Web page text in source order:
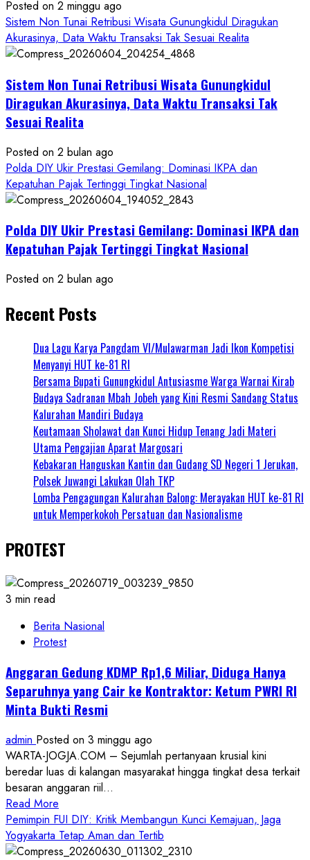
Posted on 2 minggu ago
Sistem Non Tunai Retribusi Wisata Gunungkidul Diragukan
Akurasinya, Data Waktu Transaksi Tak Sesuai Realita
Sistem Non Tunai Retribusi Wisata Gunungkidul
Diragukan Akurasinya, Data Waktu Transaksi Tak
Sesuai Realita
Posted on 2 bulan ago
Polda DIY Ukir Prestasi Gemilang: Dominasi IKPA dan
Kepatuhan Pajak Tertinggi Tingkat Nasional
Polda DIY Ukir Prestasi Gemilang: Dominasi IKPA dan
Kepatuhan Pajak Tertinggi Tingkat Nasional
Posted on 2 bulan ago
Recent Posts
Dua Lagu Karya Pangdam VI/Mulawarman Jadi Ikon Kompetisi
Menyanyi HUT ke-81 RI
Bersama Bupati Gunungkidul Antusiasme Warga Warnai Kirab
Budaya Sadranan Mbah Jobeh yang Kini Resmi Sandang Status
Kalurahan Mandiri Budaya
Keutamaan Sholawat dan Kunci Hidup Tenang Jadi Materi
Utama Pengajian Aparat Margosari
Kebakaran Hanguskan Kantin dan Gudang SD Negeri 1 Jerukan,
Polsek Juwangi Lakukan Olah TKP
Lomba Pengagungan Kalurahan Balong: Merayakan HUT ke-81 RI
untuk Memperkokoh Persatuan dan Nasionalisme
PROTEST
3 min read
Berita Nasional
Protest
Anggaran Gedung KDMP Rp1,6 Miliar, Diduga Hanya
Separuhnya yang Cair ke Kontraktor: Ketum PWRI RI
Minta Bukti Resmi
admin Posted on 3 minggu ago
WARTA-JOGJA.COM – Sejumlah pertanyaan krusial kini
beredar luas di kalangan masyarakat hingga tingkat desa terkait
besaran anggaran riil...
Read More
more
about
Anggaran
Pemimpin FUI DIY: Kritik Membangun Kunci Kemajuan, Jaga
Yogyakarta Tetap Aman dan Tertib